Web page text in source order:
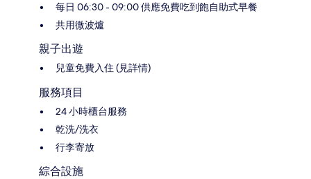
每日 06:30 - 09:00 供應免費吃到飽自助式早餐
共用微波爐
親子出遊
兒童免費入住 (見詳情)
服務項目
24 小時櫃台服務
乾洗/洗衣
行李寄放
綜合設施